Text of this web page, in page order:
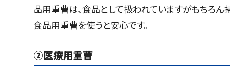
品用重曹は、食品として扱われていますがもちろ
食品用重曹を使うと安心です。
②医療用重曹